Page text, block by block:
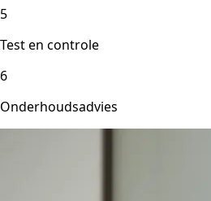
5
Test en controle
6
Onderhoudsadvies